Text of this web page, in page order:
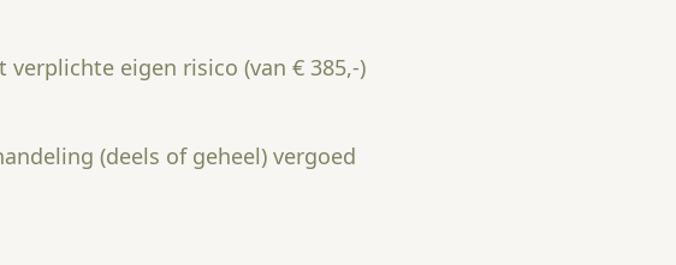
eigen risico (van € 385,-)
(deels of geheel) vergoed